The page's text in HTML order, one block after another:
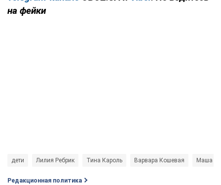
на фейки
дети Лилия Ребрик Тина Кароль Варвара Кошевая Маша
Редакционная политика